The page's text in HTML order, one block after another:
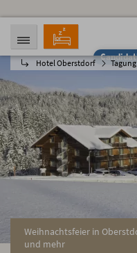
Hotel Oberstdorf Tagung
ARRIVO PARTENZA
PERSONE
2 Personen
PRENOTAZIONE
Weihnachtsfeier in
und mehr